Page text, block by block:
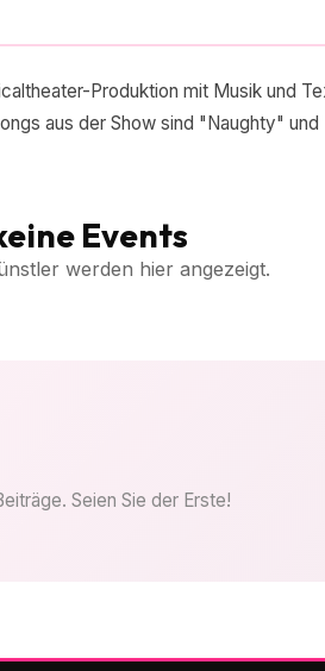
Produktion mit Musik und
aus der Show sind "Naughty"
Events
werden hier angezeigt.
Seien Sie der Erste!